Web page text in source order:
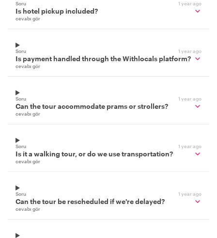
Soru 1 year ago
Is hotel pickup included?
cevabı gör
Soru 1 year ago
Is payment handled through the Withlocals platform?
cevabı gör
Soru 1 year ago
Can the tour accommodate prams or strollers?
cevabı gör
Soru 1 year ago
Is it a walking tour, or do we use transportation?
cevabı gör
Soru 1 year ago
Can the tour be rescheduled if we're delayed?
cevabı gör